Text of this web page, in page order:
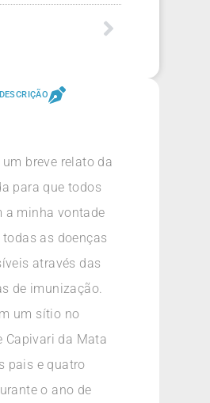
DESCRIÇÃO
breve relato da
para que todos
a minha vontade
todas as doenças
através das
de imunização.
um sítio no
Capivari da Mata
pais e quatro
o ano de